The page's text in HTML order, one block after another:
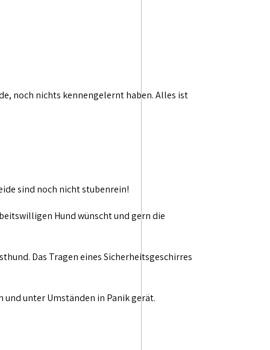
noch nichts kennengelernt haben. Alles ist
sind noch nicht stubenrein!
Hund wünscht und gern die
Das Tragen eines Sicherheitsgeschirres
und unter Umständen in Panik gerät.